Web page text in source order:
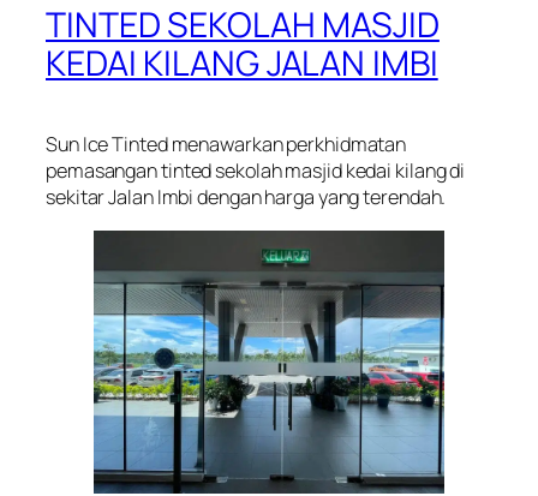
TINTED SEKOLAH MASJID
KEDAI KILANG JALAN IMBI
Sun Ice Tinted menawarkan perkhidmatan
pemasangan tinted sekolah masjid kedai kilang di
sekitar Jalan Imbi dengan harga yang terendah.